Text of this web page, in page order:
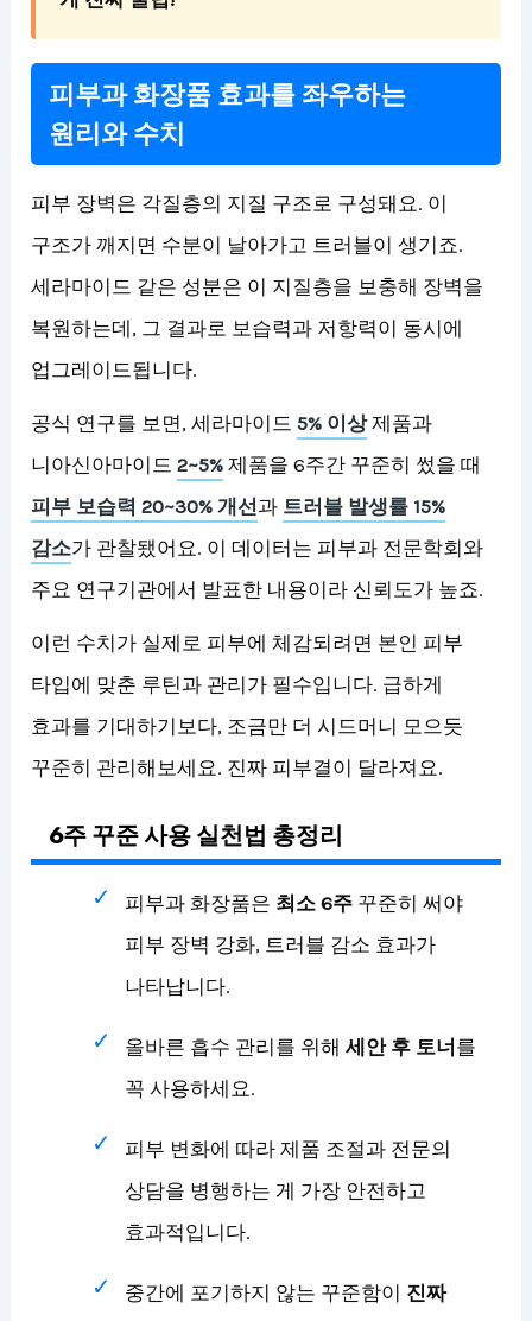
피부과 화장품 효과를 좌우하는
원리와 수치
피부 장벽은 각질층의 지질 구조로 구성돼요. 이
구조가 깨지면 수분이 날아가고 트러블이 생기죠.
세라마이드 같은 성분은 이 지질층을 보충해 장벽을
복원하는데, 그 결과로 보습력과 저항력이 동시에
업그레이드됩니다.
공식 연구를 보면, 세라마이드5% 이상제품과
니아신아마이드2~5% 제품을 6주간 꾸준히 썼을 때
피부 보습력 20~30% 개선과 트러블 발생률 15%
감소가 관찰됐어요. 이 데이터는 피부과 전문학회와
주요 연구기관에서 발표한 내용이라 신뢰도가 높죠.
이런 수치가 실제로 피부에 체감되려면 본인 피부
타입에 맞춘 루틴과 관리가 필수입니다. 급하게
효과를 기대하기보다, 조금만 더 시드머니 모으듯
꾸준히 관리해보세요. 진짜 피부결이 달라져요.
6주 꾸준 사용 실천법 총정리
피부과 화장품은 최소 6주 꾸준히 써야
피부 장벽 강화, 트러블 감소 효과가
나타납니다.
올바른 흡수 관리를 위해세안 후 토너를
꼭 사용하세요.
피부 변화에 따라 제품 조절과 전문의
상담을 병행하는 게 가장 안전하고
효과적입니다.
중간에 포기하지 않는 꾸준함이 진짜